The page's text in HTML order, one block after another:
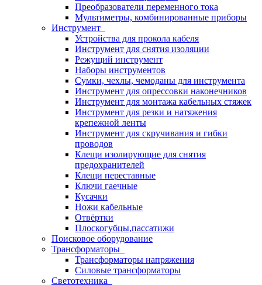
Преобразователи переменного тока
Мультиметры, комбинированные приборы
Инструмент
Устройства для прокола кабеля
Инструмент для снятия изоляции
Режущий инструмент
Наборы инструментов
Сумки, чехлы, чемоданы для инструмента
Инструмент для опрессовки наконечников
Инструмент для монтажа кабельных стяжек
Инструмент для резки и натяжения
крепежной ленты
Инструмент для скручивания и гибки
проводов
Клещи изолирующие для снятия
предохранителей
Клещи переставные
Ключи гаечные
Кусачки
Ножи кабельные
Отвёртки
Плоскогубцы,пассатижи
Поисковое оборудование
Трансформаторы
Трансформаторы напряжения
Силовые трансформаторы
Светотехника